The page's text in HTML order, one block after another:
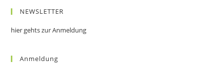
NEWSLETTER
hier gehts zur Anmeldung
Anmeldung